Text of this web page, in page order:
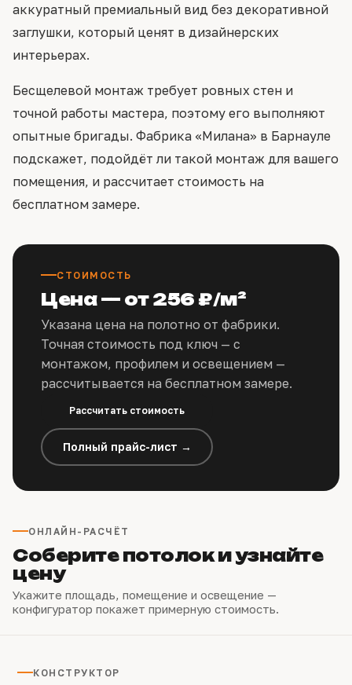
аккуратный премиальный вид без декоративной
заглушки, который ценят в дизайнерских
интерьерах.
Бесщелевой монтаж требует ровных стен и
точной работы мастера, поэтому его выполняют
опытные бригады. Фабрика «Милана» в Барнауле
подскажет, подойдёт ли такой монтаж для вашего
помещения, и рассчитает стоимость на
бесплатном замере.
СТОИМОСТЬ
Цена — от 256 ₽/м²
Указана цена на полотно от фабрики.
Точная стоимость под ключ — с
монтажом, профилем и освещением —
рассчитывается на бесплатном замере.
Рассчитать стоимость
Полный прайс-лист →
ОНЛАЙН-РАСЧЁТ
Соберите потолок и узнайте
цену
Укажите площадь, помещение и освещение —
конфигуратор покажет примерную стоимость.
КОНСТРУКТОР